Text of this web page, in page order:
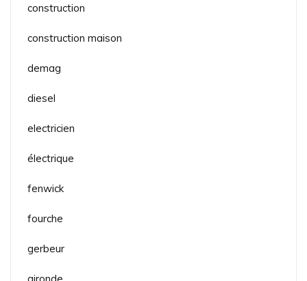
construction
construction maison
demag
diesel
electricien
électrique
fenwick
fourche
gerbeur